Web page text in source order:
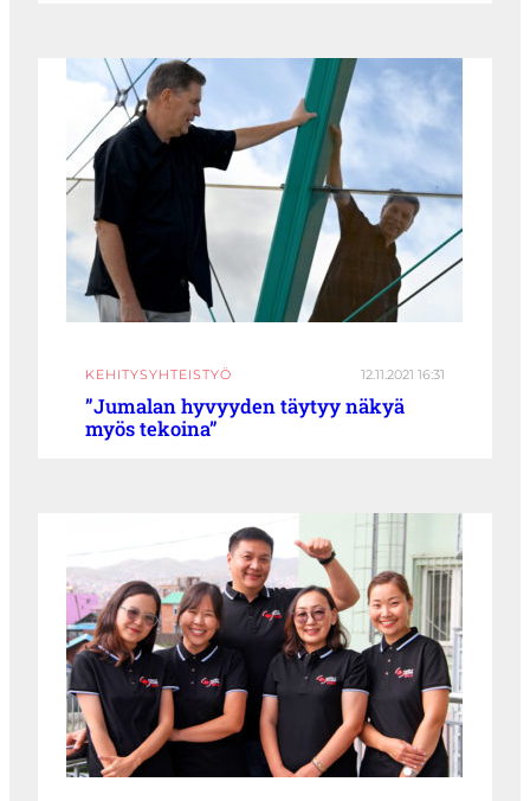
KEHITYSYHTEISTYÖ 12.11.2021 16:31
”Jumalan hyvyyden täytyy näkyä
myös tekoina”